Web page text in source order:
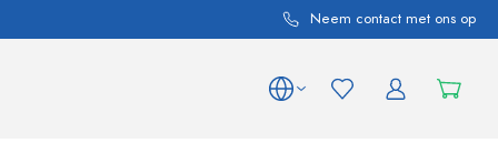
Neem contact met ons op